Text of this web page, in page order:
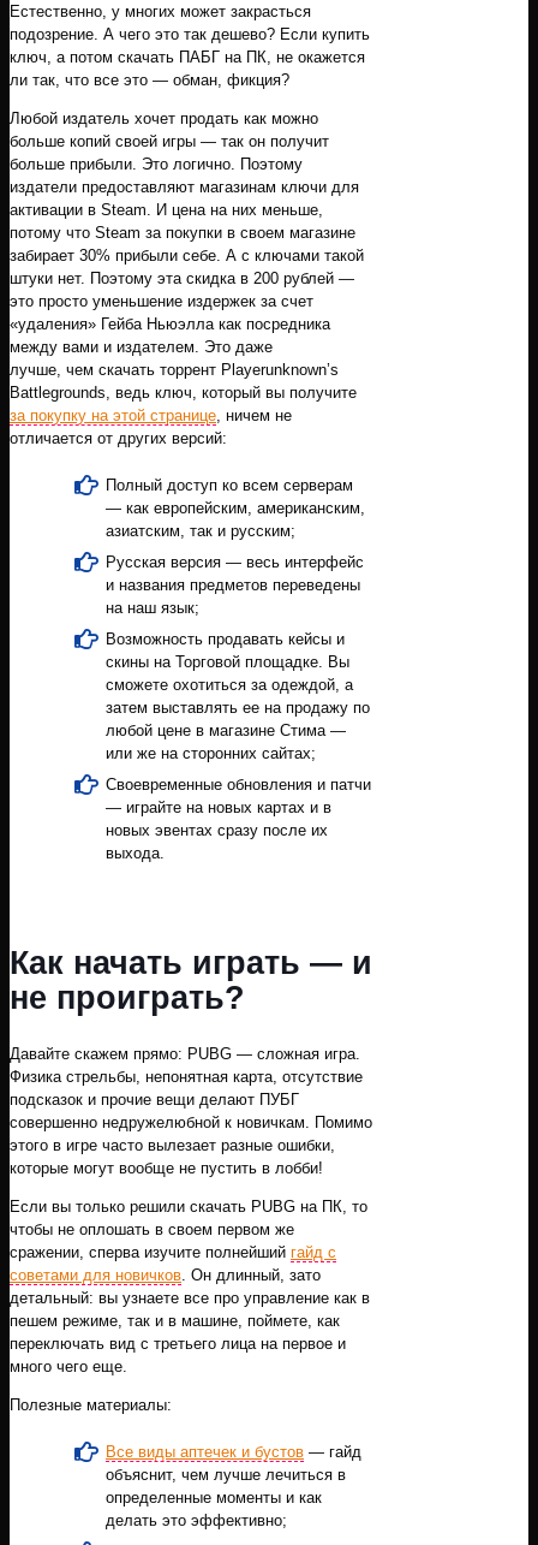
Естественно, у многих может закрасться
подозрение. А чего это так дешево? Если купить
ключ, а потом скачать ПАБГ на ПК, не окажется
ли так, что все это — обман, фикция?
Любой издатель хочет продать как можно
больше копий своей игры — так он получит
больше прибыли. Это логично. Поэтому
издатели предоставляют магазинам ключи для
активации в Steam. И цена на них меньше,
потому что Steam за покупки в своем магазине
забирает 30% прибыли себе. А с ключами такой
штуки нет. Поэтому эта скидка в 200 рублей —
это просто уменьшение издержек за счет
«удаления» Гейба Ньюэлла как посредника
между вами и издателем. Это даже
лучше, чем скачать торрент Playerunknown’s
Battlegrounds, ведь ключ, который вы получите
за покупку на этой странице , ничем не
отличается от других версий:
Полный доступ ко всем серверам
— как европейским, американским,
азиатским, так и русским;
Русская версия — весь интерфейс
и названия предметов переведены
на наш язык;
Возможность продавать кейсы и
скины на Торговой площадке. Вы
сможете охотиться за одеждой, а
затем выставлять ее на продажу по
любой цене в магазине Стима —
или же на сторонних сайтах;
Своевременные обновления и патчи
— играйте на новых картах и в
новых эвентах сразу после их
выхода.
Как начать играть — и
не проиграть?
Давайте скажем прямо: PUBG — сложная игра.
Физика стрельбы, непонятная карта, отсутствие
подсказок и прочие вещи делают ПУБГ
совершенно недружелюбной к новичкам. Помимо
этого в игре часто вылезает разные ошибки,
которые могут вообще не пустить в лобби!
Если вы только решили скачать PUBG на ПК, то
чтобы не оплошать в своем первом же
сражении, сперва изучите полнейший гайд с
советами для новичков. Он длинный, зато
детальный: вы узнаете все про управление как в
пешем режиме, так и в машине, поймете, как
переключать вид с третьего лица на первое и
много чего еще.
Полезные материалы:
Все виды аптечек и бустов — гайд
объяснит, чем лучше лечиться в
определенные моменты и как
делать это эффективно;